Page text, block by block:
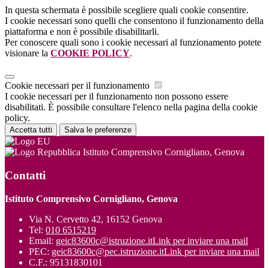
In questa schermata è possibile scegliere quali cookie consentire.
I cookie necessari sono quelli che consentono il funzionamento della
piattaforma e non è possibile disabilitarli.
Per conoscere quali sono i cookie necessari al funzionamento potete
visionare la COOKIE POLICY.
Cookie necessari per il funzionamento
I cookie necessari per il funzionamento non possono essere
disabilitati. È possibile consultare l'elenco nella pagina della cookie
policy.
Accetta tutti Salva le preferenze
Istituto Comprensivo Cornigliano, Genova
Contatti
Istituto Comprensivo Cornigliano, Genova
Via N. Cervetto 42, 16152 Genova
Tel: 010 6515219
Email: geic83600c@istruzione.itLink per inviare una mail
PEC: geic83600c@pec.istruzione.itLink per inviare una mail
C.F.: 95131830101